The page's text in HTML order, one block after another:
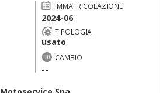
IMMATRICOLAZIONE
2024-06
TIPOLOGIA
usato
CAMBIO
--